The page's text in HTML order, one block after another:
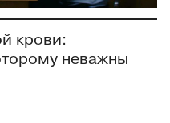
крови:
неважны